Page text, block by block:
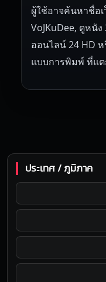
ผู้ใช้อาจค้นหาชื่อ
VoJKuDee, ดูหนั
ออนไลน์ 24 HD
แบบการพิมพ์ ที่แ
ประเทศ / ภูมิภาค